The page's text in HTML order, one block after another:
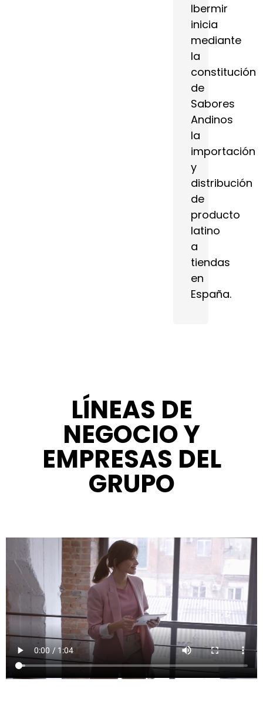
Ibermir
inicia
mediante
la
constitución
de
Sabores
Andinos
la
importación
y
distribución
de
producto
latino
a
tiendas
en
España.
LÍNEAS DE
NEGOCIO Y
EMPRESAS DEL
GRUPO